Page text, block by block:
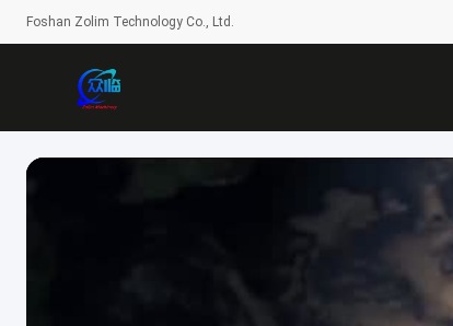
Foshan Zolim Technology Co., Ltd.